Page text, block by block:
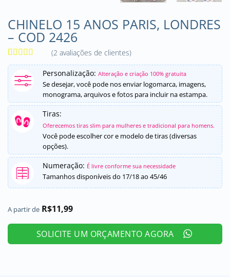
CHINELO 15 ANOS PARIS, LONDRES
– COD 2426
Avaliado
como
5, com
baseado em
2
avaliações
de clientes
(2 avaliações de clientes)
Personalização: Alteração e criação 100% gratuita
Se desejar, você pode nos enviar logomarca, imagens,
monograma, arquivos e fotos para incluir na estampa.
Tiras:
Oferecemos tiras slim para mulheres e tradicional para homens.
Você pode escolher cor e modelo de tiras (diversas
opções).
Numeração: É livre conforme sua necessidade
Tamanhos disponíveis do 17/18 ao 45/46
A partir de R$11,99
SOLICITE UM ORÇAMENTO AGORA